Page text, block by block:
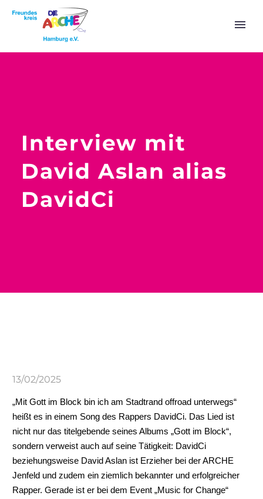
Interview mit
David Aslan alias
DavidCi
13/02/2025
„Mit Gott im Block bin ich am Stadtrand offroad unterwegs“
heißt es in einem Song des Rappers DavidCi. Das Lied ist
nicht nur das titelgebende seines Albums „Gott im Block“,
sondern verweist auch auf seine Tätigkeit: DavidCi
beziehungsweise David Aslan ist Erzieher bei der ARCHE
Jenfeld und zudem ein ziemlich bekannter und erfolgreicher
Rapper. Gerade ist er bei dem Event „Music for Change“